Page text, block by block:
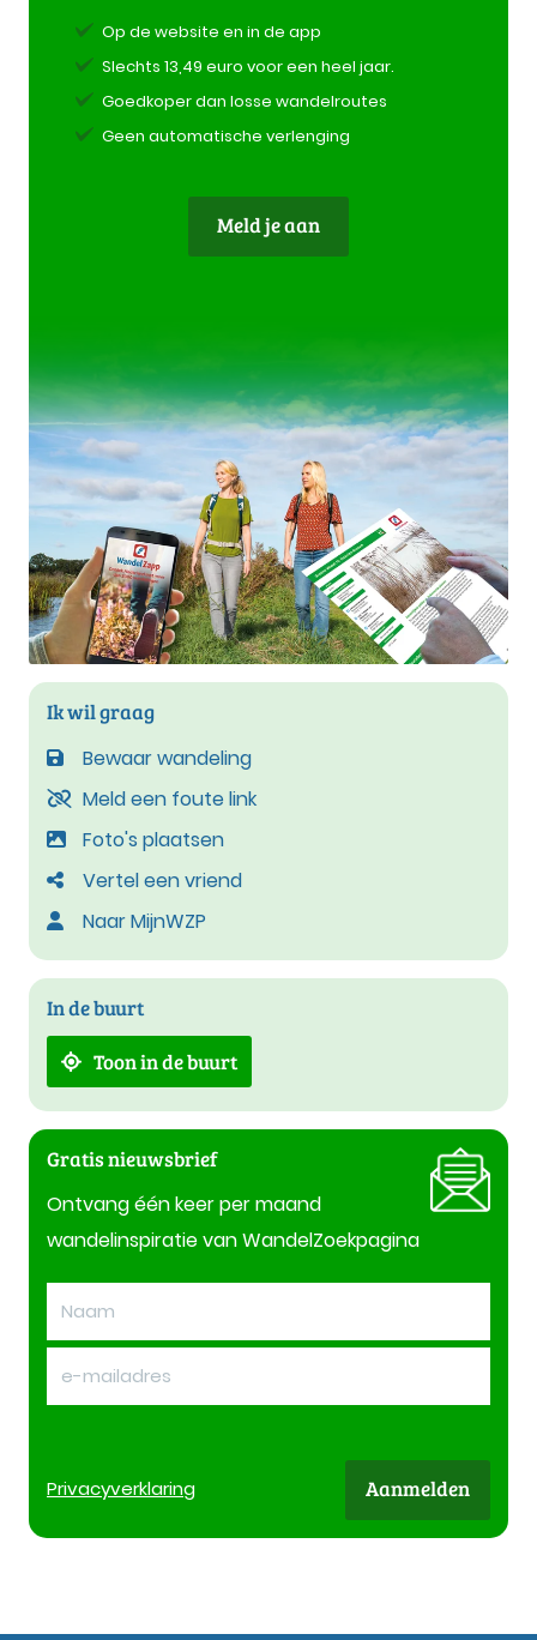
Op de website en in de app
Slechts 13,49 euro voor een heel jaar.
Goedkoper dan losse wandelroutes
Geen automatische verlenging
Meld je aan
Ik wil graag
Bewaar wandeling
Meld een foute link
Foto's plaatsen
Vertel een vriend
Naar MijnWZP
In de buurt
Toon in de buurt
Gratis nieuwsbrief
Ontvang één keer per maand
wandelinspiratie van WandelZoekpagina
Privacyverklaring Aanmelden